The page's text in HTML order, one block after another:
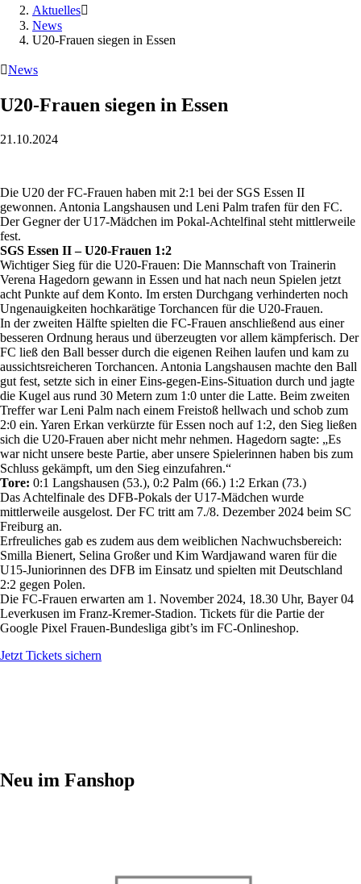
Aktuelles
News
U20-Frauen siegen in Essen
News
U20-Frauen siegen in Essen
21.10.2024
Die U20 der FC-Frauen haben mit 2:1 bei der SGS Essen II
gewonnen. Antonia Langshausen und Leni Palm trafen für den FC.
Der Gegner der U17-Mädchen im Pokal-Achtelfinal steht mittlerweile
fest.
SGS Essen II – U20-Frauen 1:2
Wichtiger Sieg für die U20-Frauen: Die Mannschaft von Trainerin
Verena Hagedorn gewann in Essen und hat nach neun Spielen jetzt
acht Punkte auf dem Konto. Im ersten Durchgang verhinderten noch
Ungenauigkeiten hochkarätige Torchancen für die U20-Frauen.
In der zweiten Hälfte spielten die FC-Frauen anschließend aus einer
besseren Ordnung heraus und überzeugten vor allem kämpferisch. Der
FC ließ den Ball besser durch die eigenen Reihen laufen und kam zu
aussichtsreicheren Torchancen. Antonia Langshausen machte den Ball
gut fest, setzte sich in einer Eins-gegen-Eins-Situation durch und jagte
die Kugel aus rund 30 Metern zum 1:0 unter die Latte. Beim zweiten
Treffer war Leni Palm nach einem Freistoß hellwach und schob zum
2:0 ein. Yaren Erkan verkürzte für Essen noch auf 1:2, den Sieg ließen
sich die U20-Frauen aber nicht mehr nehmen. Hagedorn sagte: „Es
war nicht unsere beste Partie, aber unsere Spielerinnen haben bis zum
Schluss gekämpft, um den Sieg einzufahren.“
Tore: 0:1 Langshausen (53.), 0:2 Palm (66.) 1:2 Erkan (73.)
Das Achtelfinale des DFB-Pokals der U17-Mädchen wurde
mittlerweile ausgelost. Der FC tritt am 7./8. Dezember 2024 beim SC
Freiburg an.
Erfreuliches gab es zudem aus dem weiblichen Nachwuchsbereich:
Smilla Bienert, Selina Großer und Kim Wardjawand waren für die
U15-Juniorinnen des DFB im Einsatz und spielten mit Deutschland
2:2 gegen Polen.
Die FC-Frauen erwarten am 1. November 2024, 18.30 Uhr, Bayer 04
Leverkusen im Franz-Kremer-Stadion. Tickets für die Partie der
Google Pixel Frauen-Bundesliga gibt’s im FC-Onlineshop.
Jetzt Tickets sichern
Neu im Fanshop